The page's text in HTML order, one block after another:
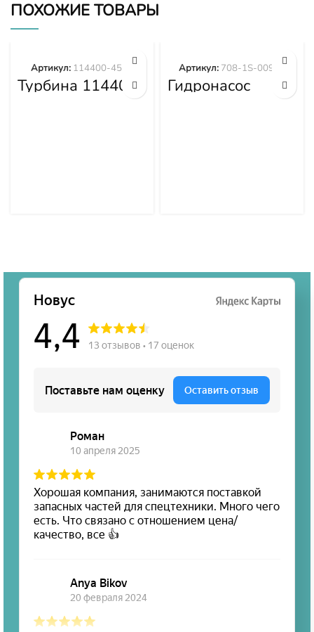
ПОХОЖИЕ ТОВАРЫ
Турбина 114400-
4577
Артикул: 114400-4577
Гидронасос
вентилятора
Артикул: 708-1S-00970